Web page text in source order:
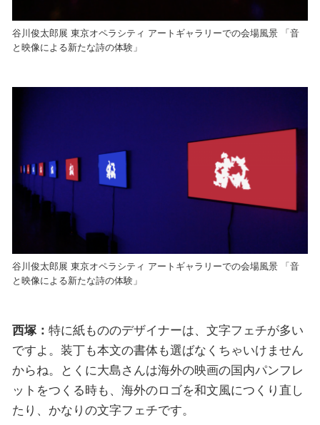
谷川俊太郎展 東京オペラシティ アートギャラリーでの会場風景 「音
と映像による新たな詩の体験」
谷川俊太郎展 東京オペラシティ アートギャラリーでの会場風景 「音
と映像による新たな詩の体験」
西塚： 特に紙もののデザイナーは、文字フェチが多い
ですよ。装丁も本文の書体も選ばなくちゃいけません
からね。とくに大島さんは海外の映画の国内パンフレ
ットをつくる時も、海外のロゴを和文風につくり直し
たり、かなりの文字フェチです。